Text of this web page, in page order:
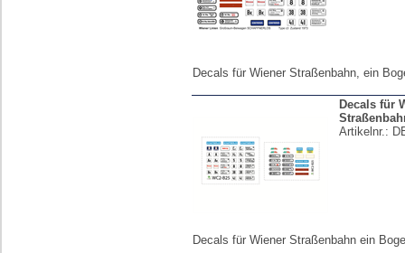
Decals für Wiener Straßenbahn, ein
Decals für
Artikelnr.:
Decals für Wiener Straßenbahn ein